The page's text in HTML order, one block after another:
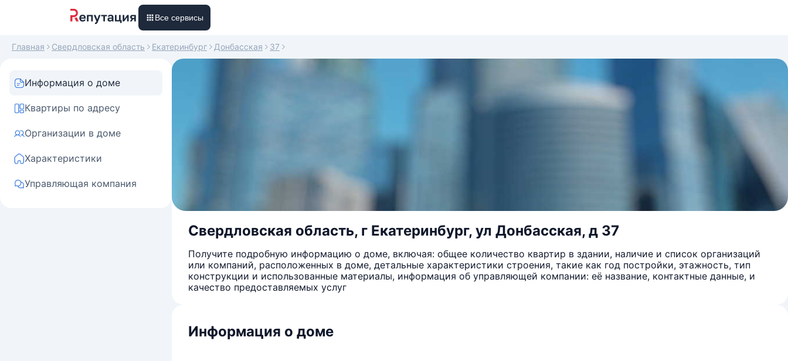
Все сервисы
Главная Свердловская область Екатеринбург Донбасская 37
Информация о доме
Квартиры по адресу
Организации в доме
Характеристики
Управляющая компания
Свердловская область, г Екатеринбург, ул Донбасская, д 37
Получите подробную информацию о доме, включая: общее количество квартир в здании, наличие и список организаций
или компаний, расположенных в доме, детальные характеристики строения, такие как год постройки, этажность, тип
конструкции и использованные материалы, информация об управляющей компании: её название, контактные данные, и
качество предоставляемых услуг
Информация о доме